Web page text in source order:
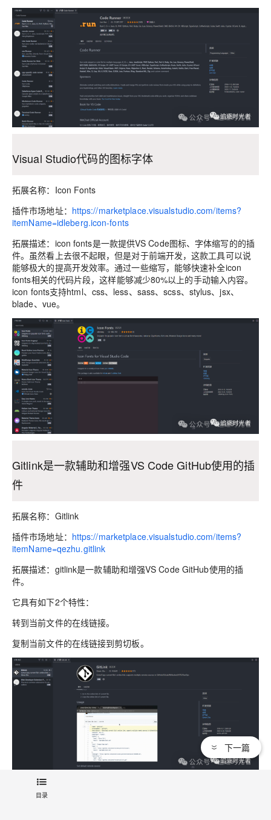
Visual Studio代码的图标字体
拓展名称：Icon Fonts
插件市场地址： https://marketplace.visualstudio.com/items?
itemName=idleberg.icon-fonts
拓展描述：icon fonts是一款提供VS Code图标、字体缩写的的插
件。虽然看上去很不起眼，但是对于前端开发，这款工具可以说
能够极大的提高开发效率。通过一些缩写，能够快速补全icon
fonts相关的代码片段，这样能够减少80%以上的手动输入内容。
icon fonts支持html、css、less、sass、scss、stylus、jsx、
blade、vue。
Gitlink是一款辅助和增强VS Code GitHub使用的插
件
拓展名称：Gitlink
插件市场地址： https://marketplace.visualstudio.com/items?
itemName=qezhu.gitlink
拓展描述：gitlink是一款辅助和增强VS Code GitHub使用的插
件。
它具有如下2个特性：
转到当前文件的在线链接。
复制当前文件的在线链接到剪切板。
GraphQL拓展
目录
下一篇